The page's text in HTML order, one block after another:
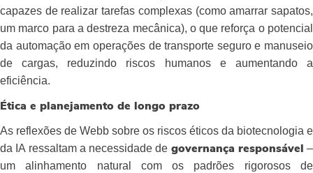
capazes de realizar tarefas complexas (como amarrar sapatos,
um marco para a destreza mecânica), o que reforça o potencial
da automação em operações de transporte seguro e manuseio
de cargas, reduzindo riscos humanos e aumentando a
eficiência.
Ética e planejamento de longo prazo
As reflexões de Webb sobre os riscos éticos da biotecnologia e
da IA ressaltam a necessidade de governança responsável
–
um alinhamento natural com os padrões rigorosos de